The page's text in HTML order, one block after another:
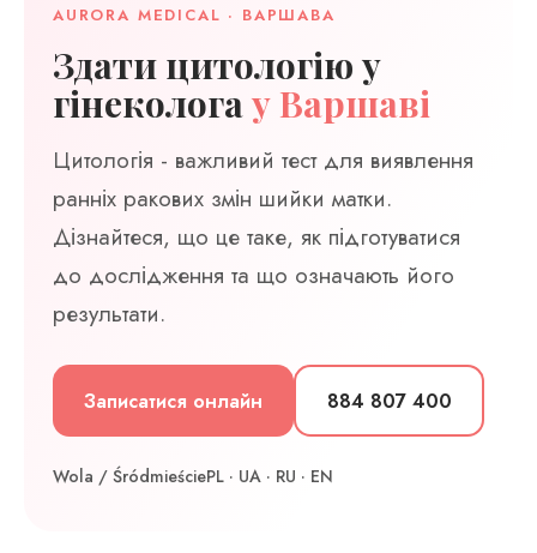
AURORA MEDICAL · ВАРШАВА
Здати цитологію у
гінекологау Варшаві
Цитологія - важливий тест для виявлення
ранніх ракових змін шийки матки.
Дізнайтеся, що це таке, як підготуватися
до дослідження та що означають його
результати.
Записатися онлайн 884 807 400
Wola / ŚródmieściePL · UA · RU · EN